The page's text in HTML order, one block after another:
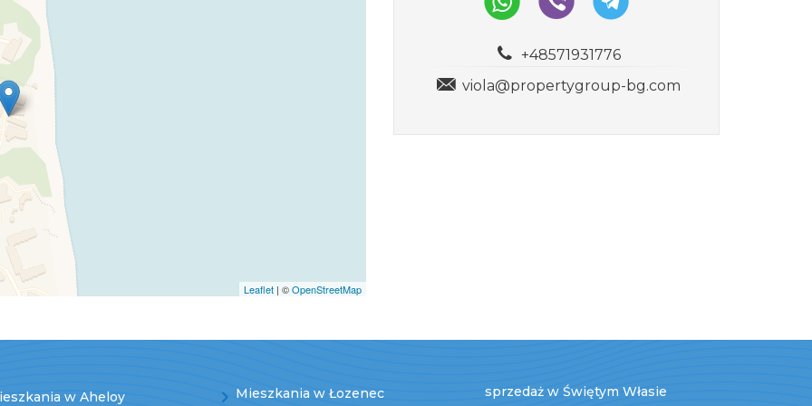
Leaflet | ©OpenStreetMap
+48571931776
viola@propertygroup-bg.com
w Aheloy Mieszkania w Łozenec sprzedaż w Świętym Własie